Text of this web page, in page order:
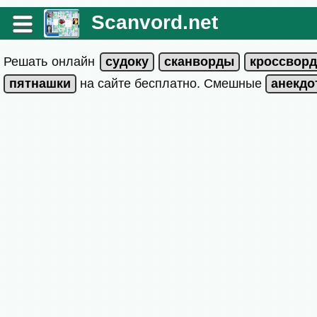
Scanvord.net
Решать онлайн
на сайте бесплатно. Смешные